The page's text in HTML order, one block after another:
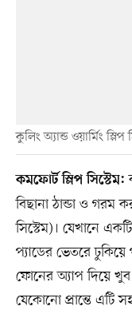
কুলিং অ্যান্ড ওয়ার্মিং স্লিপ
কমফোর্ট স্লিপ সিস্টেম:
বিছানা ঠান্ডা ও গরম
সিস্টেম)। যেখানে
প্যাডের ভেতরে ঢুকিয়ে
ফোনের অ্যাপ দিয়ে খুব
যেকোনো প্রান্তে এটি